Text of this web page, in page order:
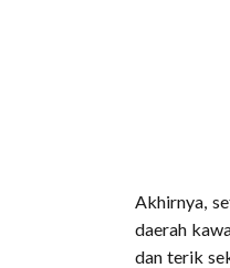
Akhirnya,
daerah
dan terik